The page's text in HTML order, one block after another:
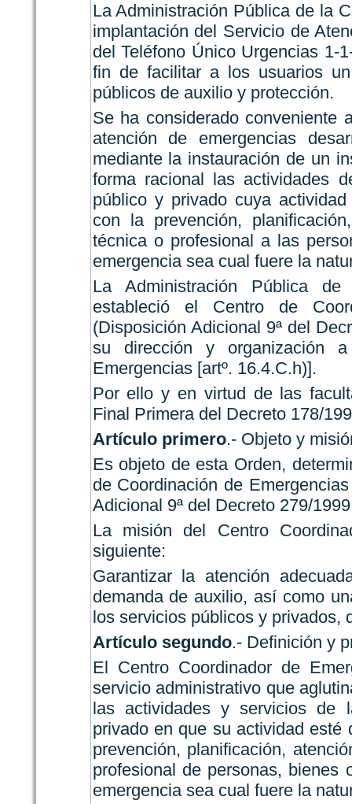
La Administración Pública de la
implantación del Servicio de
del Teléfono Único Urgencias 1-
fin de facilitar a los usuarios
públicos de auxilio y protección.
Se ha considerado conveniente
atención de emergencias
mediante la instauración de un
forma racional las actividades
público y privado cuya
con la prevención,
técnica o profesional a las
emergencia sea cual fuere la
La Administración Pública
estableció el Centro de
(Disposición Adicional 9ª del
su dirección y organización
Emergencias [artº. 16.4.C.h)].
Por ello y en virtud de las
Final Primera del Decreto 178/
Artículo primero.- Objeto y
Es objeto de esta Orden,
de Coordinación de
Adicional 9ª del Decreto 279/
La misión del Centro
siguiente:
Garantizar la atención
demanda de auxilio, así como
los servicios públicos y privados,
Artículo segundo.- Definición y
El Centro Coordinador de
servicio administrativo que
las actividades y servicios de
privado en que su actividad esté
prevención, planificación,
profesional de personas, bienes
emergencia sea cual fuere la